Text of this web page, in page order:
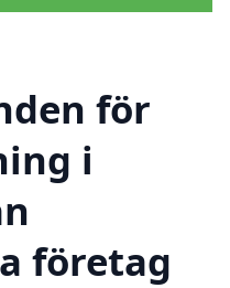
för
i
företag